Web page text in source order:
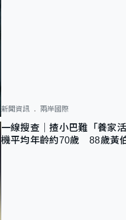
新聞資訊 兩岸國際
一線搜查｜揸小巴難「養家
機平均年齡約70歲 88歲黃